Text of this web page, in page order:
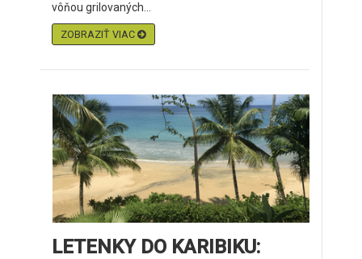
vôňou grilovaných...
ZOBRAZIŤ VIAC
LETENKY DO KARIBIKU: